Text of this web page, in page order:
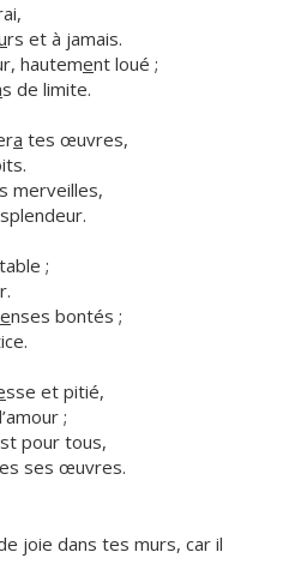
rs et à jamais.
hautement loué ;
s de limite.
a tes œuvres,
merveilles,
;
enses bontés ;
sse et pitié,
;
pour tous,
ses œuvres.
joie dans tes murs, car il